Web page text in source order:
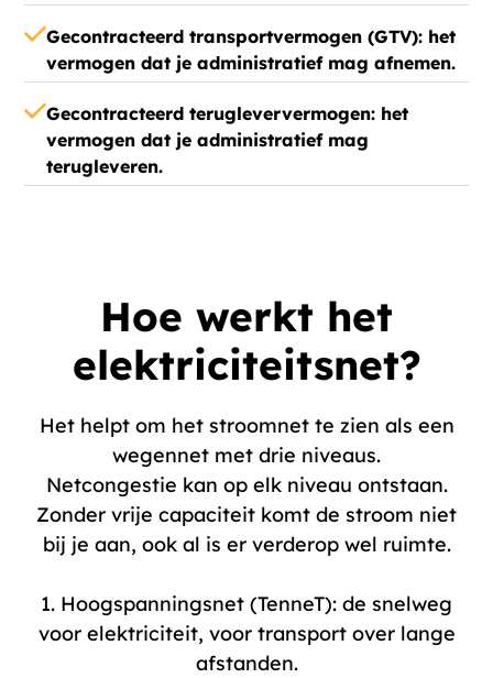
Gecontracteerd transportvermogen (GTV): het
vermogen dat je administratief mag afnemen.
Gecontracteerd terugleververmogen: het
vermogen dat je administratief mag
terugleveren.
Hoe werkt het
elektriciteitsnet?
Het helpt om het stroomnet te zien als een
wegennet met drie niveaus.
Netcongestie kan op elk niveau ontstaan.
Zonder vrije capaciteit komt de stroom niet
bij je aan, ook al is er verderop wel ruimte.
1. Hoogspanningsnet (TenneT): de snelweg
voor elektriciteit, voor transport over lange
afstanden.